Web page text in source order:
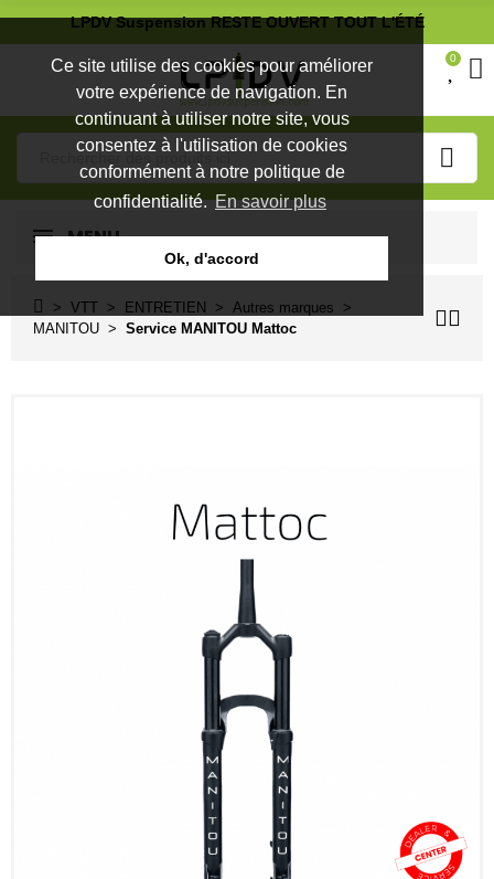
Ce site utilise des cookies pour améliorer
votre expérience de navigation. En
continuant à utiliser notre site, vous
consentez à l'utilisation de cookies
conformément à notre politique de
confidentialité.En savoir plus
Ok, d'accord
LPDV Suspension RESTE OUVERT TOUT L'ÉTÉ
0
MENU
VTT ENTRETIEN
Autres marques
MANITOU
Service MANITOU Mattoc